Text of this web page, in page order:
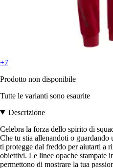
+7
Prodotto non disponibile
Tutte le varianti sono esaurite
Descrizione
Celebra la forza dello spirito di
Che tu stia allenandoti o guardando
ti protegge dal freddo per aiutarti a
obiettivi. Le linee opache stampate
permettono di mostrare la tua